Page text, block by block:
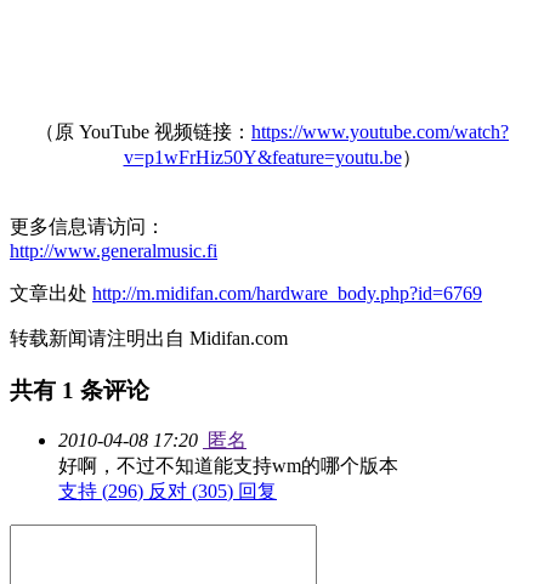
（原 YouTube 视频链接： https://www.youtube.com/watch?
v=p1wFrHiz50Y&feature=youtu.be）
更多信息请访问：
http://www.generalmusic.fi
文章出处 http://m.midifan.com/hardware_body.php?id=6769
转载新闻请注明出自 Midifan.com
共有 1 条评论
2010-04-08 17:20 匿名
好啊，不过不知道能支持wm的哪个版本
支持 (296) 反对 (305) 回复